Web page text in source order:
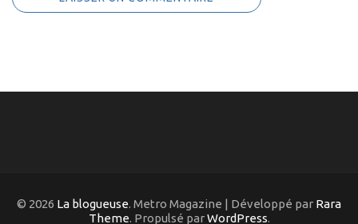
© 2026 La blogueuse. Metro Magazine | Développé par Rara
Theme. Propulsé parWordPress.